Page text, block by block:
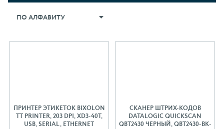
ПО АЛФАВИТУ
ПРИНТЕР ЭТИКЕТОК BIXOLON
TT PRINTER, 203 DPI, XD3-40T,
USB, SERIAL, ETHERNET
СКАНЕР ШТРИХ-КОДОВ
DATALOGIC QUICKSCAN
QBT2430 ЧЕРНЫЙ, QBT2430-BK-